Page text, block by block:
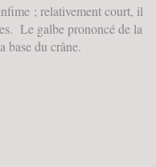
; relativement court, il
Le galbe prononcé de la
base du crâne.